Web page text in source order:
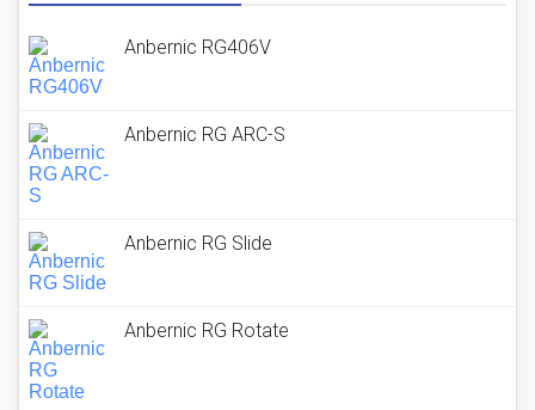
Anbernic RG406V
Anbernic RG ARC-S
Anbernic RG Slide
Anbernic RG Rotate